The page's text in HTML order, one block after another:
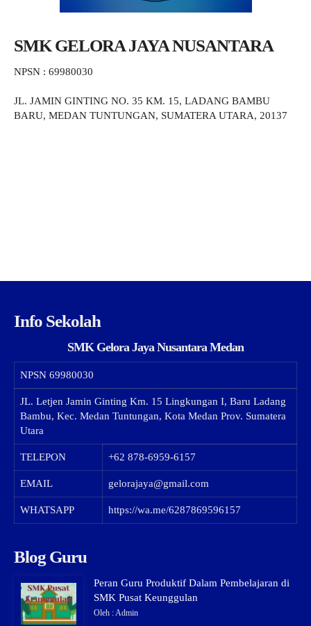
SMK GELORA JAYA NUSANTARA
NPSN : 69980030
JL. JAMIN GINTING NO. 35 KM. 15, LADANG BAMBU
BARU, MEDAN TUNTUNGAN, SUMATERA UTARA, 20137
Info Sekolah
SMK Gelora Jaya Nusantara Medan
NPSN 69980030
JL. Letjen Jamin Ginting Km. 15 Lingkungan I, Baru Ladang
Bambu, Kec. Medan Tuntungan, Kota Medan Prov. Sumatera
Utara
TELEPON +62 878-6959-6157
EMAIL gelorajaya@gmail.com
WHATSAPP https://wa.me/6287869596157
Blog Guru
Peran Guru Produktif Dalam Pembelajaran di
SMK Pusat Keunggulan
Oleh : Admin